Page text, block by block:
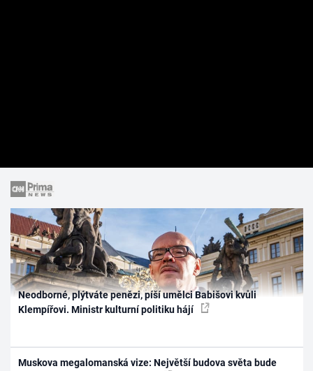
Neodborné, plýtváte penězi, píší umělci Babišovi kvůli
Klempířovi. Ministr kulturní politiku hájí
Muskova megalomanská vize: Největší budova světa bude